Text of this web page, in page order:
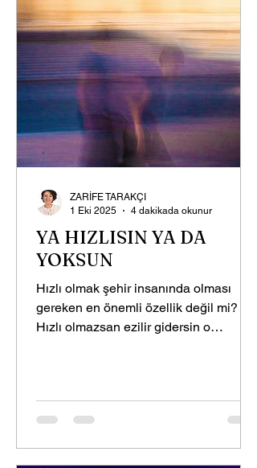
kadar tekti. Gelmesi için hiçbir çaba
içine girmemişti. Gelivermişti işte. Baş
tacı etti başının üstünde taşıdı. Ona ev
YA HIZLISIN YA DA
YOKSUN
Hızlı olmak şehir insanında olması
gereken en önemli özellik değil mi?
Hızlı olmazsan ezilir gidersin o
ZARİFE TARAKÇI
1 Eki 2025
4 dakikada okunur